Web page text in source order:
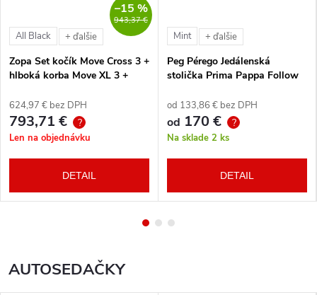
943,37 €
–15 %
All Black + ďalšie
Zopa Set kočík Move Cross 3 +
hlboká korba Move XL 3 +
vlastného výberu + báza
624,97 € bez DPH
793,71 € ?
Len na objednávku
DETAIL
Mint + ďalšie
Peg Pérego Jedálenská
stolička Prima Pappa Follow
od 133,86 € bez DPH
od 170 € ?
Na sklade 2 ks
DETAIL
AUTOSEDAČKY